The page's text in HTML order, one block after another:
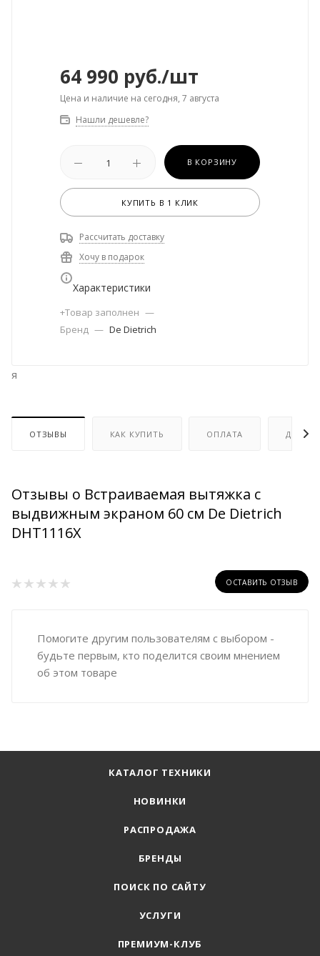
64 990 руб./шт
Цена и наличие на сегодня, 7 августа
Нашли дешевле?
В КОРЗИНУ
КУПИТЬ В 1 КЛИК
Рассчитать доставку
Хочу в подарок
Характеристики
+Товар заполнен —
Бренд — De Dietrich
я
ОТЗЫВЫ КАК КУПИТЬ ОПЛАТА
Отзывы о Встраиваемая вытяжка с
выдвижным экраном 60 см De Dietrich
DHT1116X
ОСТАВИТЬ ОТЗЫВ
Помогите другим пользователям с выбором -
будьте первым, кто поделится своим мнением
об этом товаре
КАТАЛОГ ТЕХНИКИ
НОВИНКИ
РАСПРОДАЖА
БРЕНДЫ
ПОИСК ПО САЙТУ
УСЛУГИ
ПРЕМИУМ-КЛУБ